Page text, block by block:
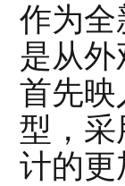
作为全
是从
首先映
型，采
计的更